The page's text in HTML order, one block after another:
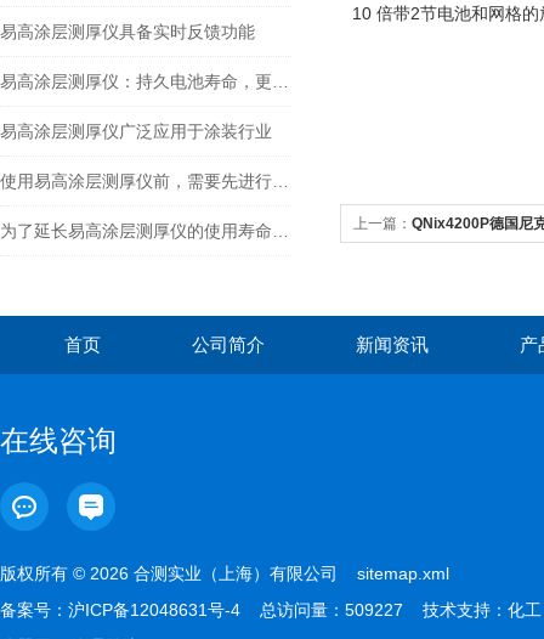
易高涂层测厚仪具备实时反馈功能
易高涂层测厚仪广泛应用于涂装行业
10 倍带2节电池和网格
上一篇： QNix4200P德国尼
首页 公司简介 新闻资讯 产
在线咨询
版权所有 © 2026 合测实业（上海）有限公司 sitemap.xml
备案号： 沪ICP备12048631号-4 总访问量：509227 技术支持： 化工